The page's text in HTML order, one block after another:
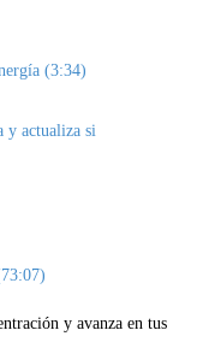
(3:34)
y actualiza si
y avanza en tus